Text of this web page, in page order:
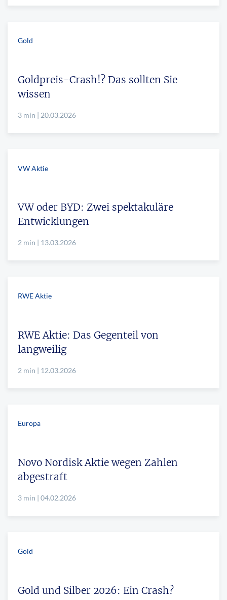
Gold
Goldpreis-Crash!? Das sollten Sie
wissen
3 min | 20.03.2026
VW Aktie
VW oder BYD: Zwei spektakuläre
Entwicklungen
2 min | 13.03.2026
RWE Aktie
RWE Aktie: Das Gegenteil von
langweilig
2 min | 12.03.2026
Europa
Novo Nordisk Aktie wegen Zahlen
abgestraft
3 min | 04.02.2026
Gold
Gold und Silber 2026: Ein Crash?